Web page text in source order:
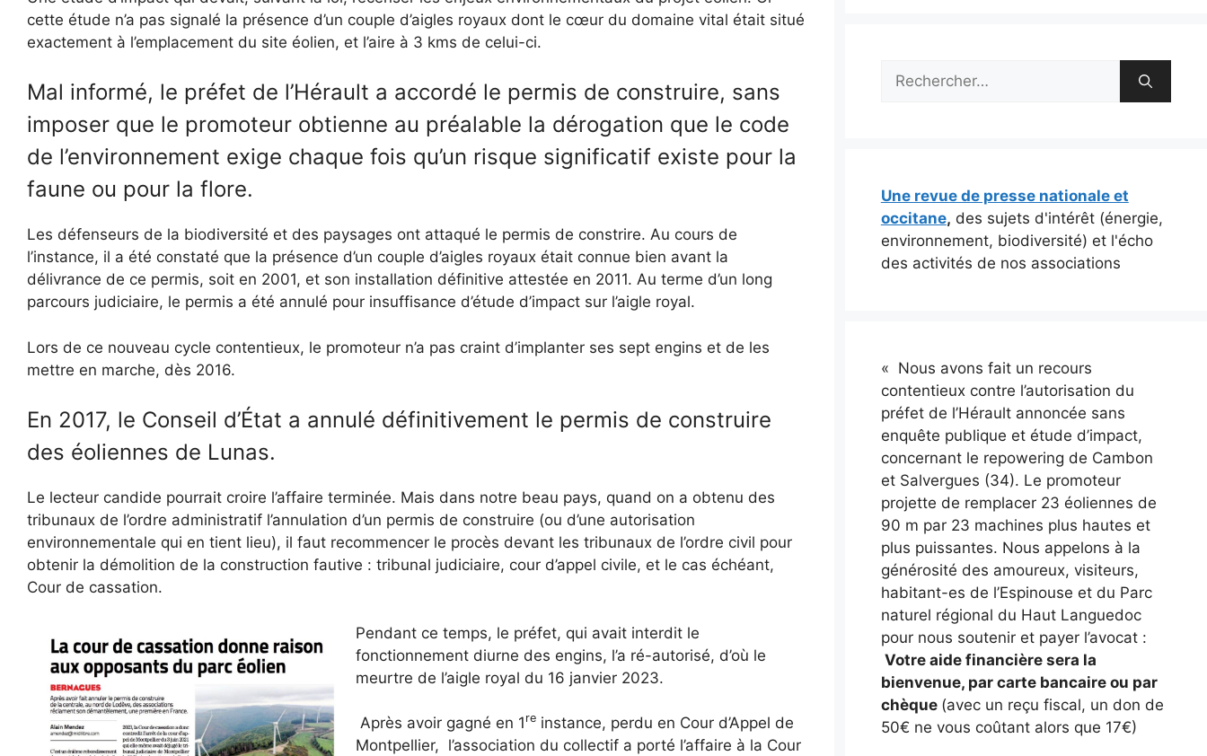
cette étude n’a pas signalé la présence d’un couple d’aigles royaux dont le cœur du domaine vital était situé
exactement à l’emplacement du site éolien, et l’aire à 3 kms de celui-ci.
Mal informé, le préfet de l’Hérault a accordé le permis de construire, sans
imposer que le promoteur obtienne au préalable la dérogation que le code
de l’environnement exige chaque fois qu’un risque significatif existe pour la
faune ou pour la flore.
Les défenseurs de la biodiversité et des paysages ont attaqué le permis de constrire. Au cours de
l’instance, il a été constaté que la présence d’un couple d’aigles royaux était connue bien avant la
délivrance de ce permis, soit en 2001, et son installation définitive attestée en 2011. Au terme d’un long
parcours judiciaire, le permis a été annulé pour insuffisance d’étude d’impact sur l’aigle royal.
Lors de ce nouveau cycle contentieux, le promoteur n’a pas craint d’implanter ses sept engins et de les
mettre en marche, dès 2016.
En 2017, le Conseil d’État a annulé définitivement le permis de construire
des éoliennes de Lunas.
Le lecteur candide pourrait croire l’affaire terminée. Mais dans notre beau pays, quand on a obtenu des
tribunaux de l’ordre administratif l’annulation d’un permis de construire (ou d’une autorisation
environnementale qui en tient lieu), il faut recommencer le procès devant les tribunaux de l’ordre civil pour
obtenir la démolition de la construction fautive : tribunal judiciaire, cour d’appel civile, et le cas échéant,
Cour de cassation.
Pendant ce temps, le préfet, qui avait interdit le
fonctionnement diurne des engins, l’a ré-autorisé, d’où le
meurtre de l’aigle royal du 16 janvier 2023.
Après avoir gagné en 1 re instance, perdu en Cour d’Appel de
Montpellier, l’association du collectif a porté l’affaire à la Cour
Rechercher :
Une revue de presse nationale et
occitane, des sujets d'intérêt (énergie,
environnement, biodiversité) et l'écho
des activités de nos associations
« Nous avons fait un recours
contentieux contre l’autorisation du
préfet de l’Hérault annoncée sans
enquête publique et étude d’impact,
concernant le repowering de Cambon
et Salvergues (34). Le promoteur
projette de remplacer 23 éoliennes de
90 m par 23 machines plus hautes et
plus puissantes. Nous appelons à la
générosité des amoureux, visiteurs,
habitant-es de l’Espinouse et du Parc
naturel régional du Haut Languedoc
pour nous soutenir et payer l’avocat :
Votre aide financière sera la
bienvenue, par carte bancaire ou par
chèque (avec un reçu fiscal, un don de
50€ ne vous coûtant alors que 17€)